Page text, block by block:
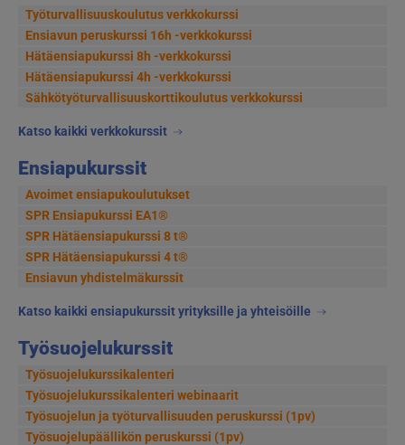
Työturvallisuuskoulutus verkkokurssi
Ensiavun peruskurssi 16h -verkkokurssi
Hätäensiapukurssi 8h -verkkokurssi
Hätäensiapukurssi 4h -verkkokurssi
Sähkötyöturvallisuus­korttikoulutus verkkokurssi
Katso kaikki verkkokurssit
Ensiapukurssit
Avoimet ensiapukoulutukset
SPR Ensiapukurssi EA1®
SPR Hätäensiapukurssi 8 t®
SPR Hätäensiapukurssi 4 t®
Ensiavun yhdistelmäkurssit
Katso kaikki ensiapukurssit yrityksille ja yhteisöille
Työsuojelukurssit
Työsuojelukurssikalenteri
Työsuojelukurssikalenteri webinaarit
Työsuojelun ja työturvallisuuden peruskurssi (1pv)
Työsuojelupäällikön peruskurssi (1pv)